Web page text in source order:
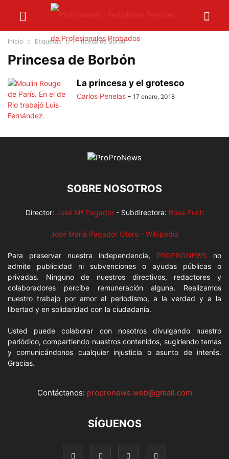
Inicio Etiquetas Princesa de Borbón
Princesa de Borbón
La princesa y el grotesco
Carlos Penelas - 17 enero, 2018
SOBRE NOSOTROS
Director: José Mª Pagador- Subdirectora: Rosa Puch
José María Pagador Otero - Wikipedia
Para preservar nuestra independencia, PROPRONEWS no
admite publicidad ni subvenciones o ayudas públicas o
privadas. Ninguno de nuestros directivos, redactores y
colaboradores percibe remuneración alguna. Realizamos
nuestro trabajo por amor al periodismo, a la verdad y a la
libertad y en solidaridad con la ciudadanía.
Usted puede colaborar con nosotros divulgando nuestro
periódico, compartiendo nuestros contenidos, sugiriendo temas
y comunicándonos cualquier injusticia o asunto de interés.
Gracias.
Contáctanos: propronews.web@gmail.com
SÍGUENOS